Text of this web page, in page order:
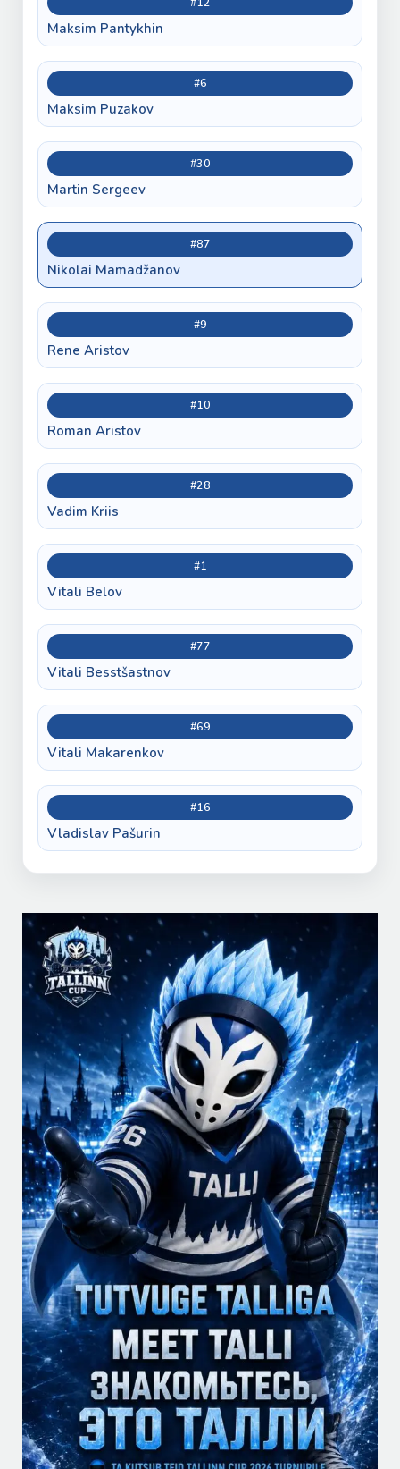
Maksim Pantykhin
#6
Maksim Puzakov
#30
Martin Sergeev
#87
Nikolai Mamadžanov
#9
Rene Aristov
#10
Roman Aristov
#28
Vadim Kriis
#1
Vitali Belov
#77
Vitali Besstšastnov
#69
Vitali Makarenkov
#16
Vladislav Pašurin